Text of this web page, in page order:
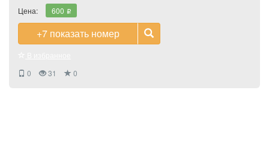
Цена: 600 i
+7 показать номер
0
31 0